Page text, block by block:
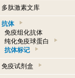
多肽激素文库
抗体
免疫组化抗体
纯化免疫球蛋白
抗体标记
免疫试剂盒